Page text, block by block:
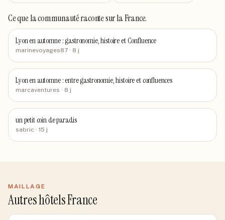
Ce que la communauté racontesur la France.
Lyon en automne : gastronomie, histoire et Confluence
marinevoyages87 · 8 j
Lyon en automne : entre gastronomie, histoire et confluences
marcaventures · 8 j
un petit coin de paradis
sabric · 15 j
MAILLAGE
Autres hôtels France